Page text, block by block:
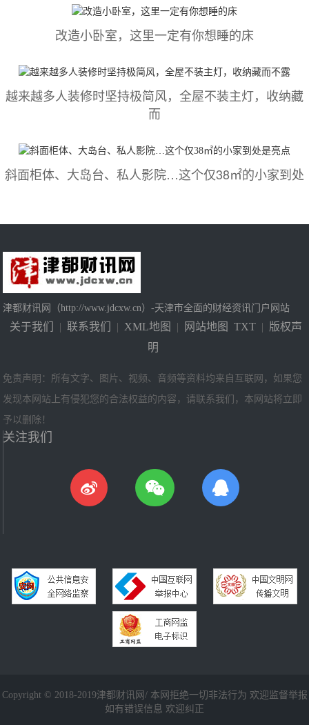
改造小卧室，这里一定有你想睡的床
越来越多人装修时坚持极简风，全屋不装主灯，收纳藏
而
斜面柜体、大岛台、私人影院…这个仅38㎡的小家到处
津都财讯网（http://www.jdcxw.cn）-天津市全面的财经资讯门户网站
关于我们 | 联系我们 | XML地图 | 网站地图 TXT | 版权声
明
免责声明：所有文字、图片、视频、音频等资料均来自互联网，如果您
发现本网站上有侵犯您的合法权益的内容，请联系我们，本网站将立即
予以删除！
关注我们
Copyright © 2018-2019津都财讯网/ 本网拒绝一切非法行为 欢迎监督举报
如有错误信息 欢迎纠正